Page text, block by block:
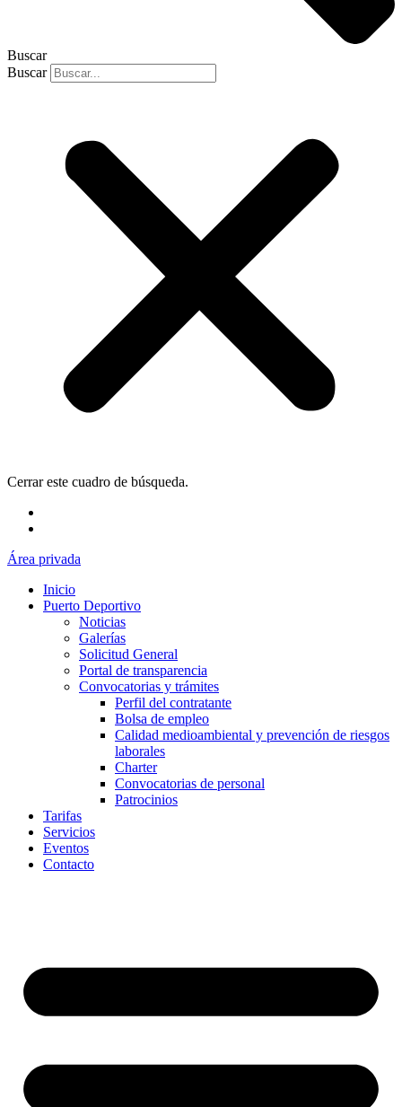
Buscar
Buscar
Cerrar este cuadro de búsqueda.
Área privada
Inicio
Puerto Deportivo
Noticias
Galerías
Solicitud General
Portal de transparencia
Convocatorias y trámites
Perfil del contratante
Bolsa de empleo
Calidad medioambiental y prevención de riesgos
laborales
Charter
Convocatorias de personal
Patrocinios
Tarifas
Servicios
Eventos
Contacto